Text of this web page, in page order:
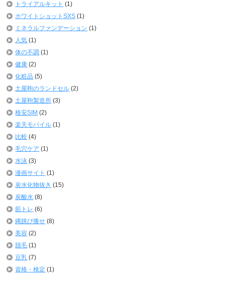
トライアルキット (1)
ホワイトショットSXS (1)
ミネラルファンデーション (1)
人気 (1)
体の不調 (1)
健康 (2)
化粧品 (5)
土屋鞄のランドセル (2)
土屋鞄製造所 (3)
格安SIM (2)
楽天モバイル (1)
比較 (4)
毛穴ケア (1)
水泳 (3)
漫画サイト (1)
炭水化物抜き (15)
炭酸水 (8)
筋トレ (6)
縄跳び痩せ (8)
美容 (2)
脱毛 (1)
豆乳 (7)
資格・検定 (1)